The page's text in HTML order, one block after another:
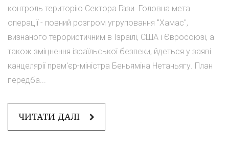
контроль територію Сектора Гази. Головна мета
операції - повний розгром угруповання "Хамас",
визнаного терористичним в Ізраїлі, США і Євросоюзі, а
також зміцнення ізраїльської безпеки, йдеться у заяві
канцелярії прем'єр-міністра Беньяміна Нетаньягу. План
передба...
ЧИТАТИ ДАЛІ